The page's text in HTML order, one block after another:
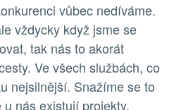
vůbec nedíváme.
vždycky když jsme se
tak nás to akorát
Ve všech službách, co
nejsilnější. Snažíme se to
nás existují projekty,